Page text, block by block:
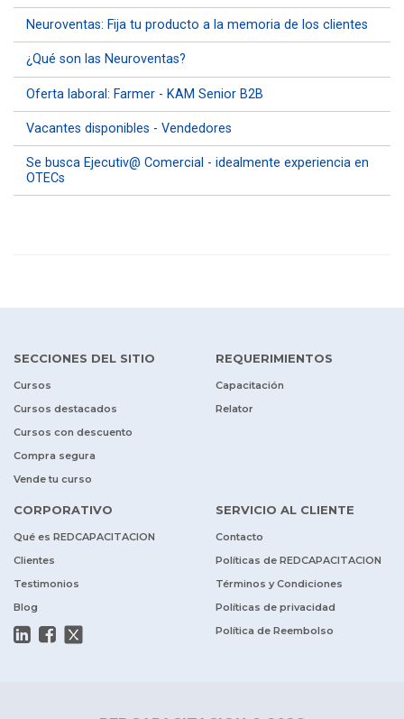
Neuroventas: Fija tu producto a la memoria de los clientes
¿Qué son las Neuroventas?
Oferta laboral: Farmer - KAM Senior B2B
Vacantes disponibles - Vendedores
Se busca Ejecutiv@ Comercial - idealmente experiencia en
OTECs
SECCIONES DEL SITIO
Cursos
Cursos destacados
Cursos con descuento
Compra segura
Vende tu curso
REQUERIMIENTOS
Capacitación
Relator
CORPORATIVO
Qué es REDCAPACITACION
Clientes
Testimonios
Blog
SERVICIO AL CLIENTE
Contacto
Políticas de REDCAPACITACION
Términos y Condiciones
Políticas de privacidad
Política de Reembolso